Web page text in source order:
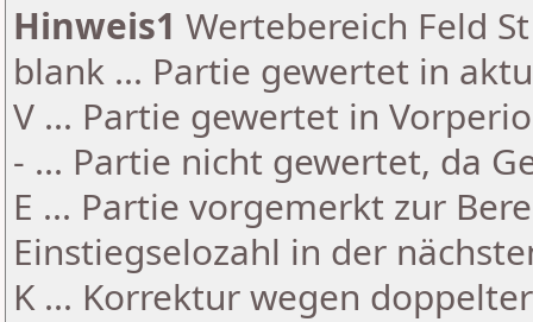
Hinweis1 Wertebereich Feld
blank ... Partie gewertet in
V ... Partie gewertet in
- ... Partie nicht gewertet, da
E ... Partie vorgemerkt zur
Einstiegselozahl in der
K ... Korrektur wegen